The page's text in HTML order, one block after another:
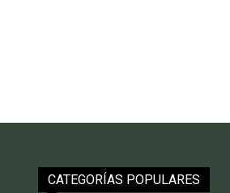
CATEGORÍAS POPULARES